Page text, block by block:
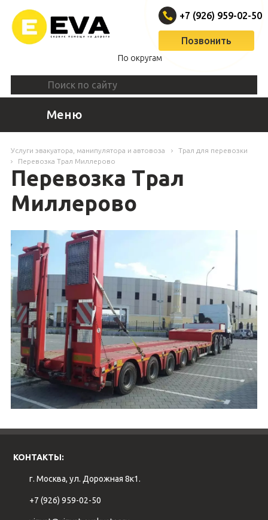
По округам
+7 (926) 959-02-50
Позвонить
Меню
Услуги эвакуатора, манипулятора и автовоза
Трал для перевозки
Перевозка Трал Миллерово
Перевозка Трал
Миллерово
КОНТАКТЫ:
г. Москва, ул. Дорожная 8к1.
+7 (926) 959-02-50